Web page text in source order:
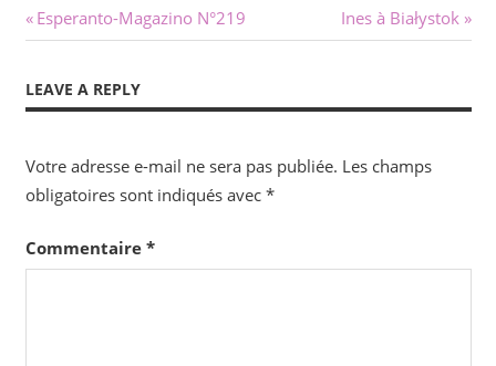
Navigation
l’article
Previous
Post:
Esperanto-Magazino N°219
Next
Post:
Ines à Białystok
LEAVE A REPLY
Votre adresse e-mail ne sera pas publiée. Les champs
obligatoires sont indiqués avec *
Commentaire *